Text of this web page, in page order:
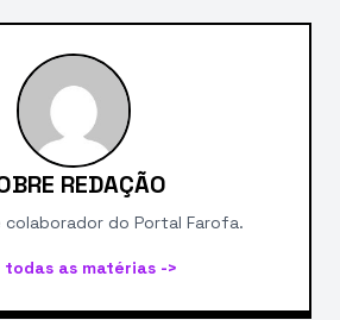
REDAÇÃO
do Portal Farofa.
todas as matérias ->